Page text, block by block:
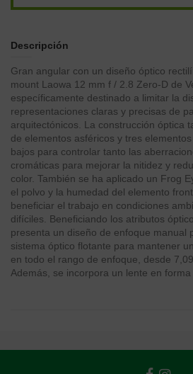
Descripción
Gran angular con un diseño óptico
mount Laowa 12 mm f / 2.8 Zero-D de
específicamente destinado a limitar la
representaciones claras y precisas de
arquitectónicos. La construcción óptica
de elementos asféricos y tres
bajos para controlar tanto las
cromáticas para mejorar la nitidez y
color. También se ha aplicado un Frog
el polvo y la humedad del elemento
beneficiar el trabajo en condiciones
difíciles. Beneficiando los atributos
presenta un diseño de enfoque manual
sistema óptico flotante para mantener
en todo el rango de enfoque, desde
Además, se incorpora un lente en